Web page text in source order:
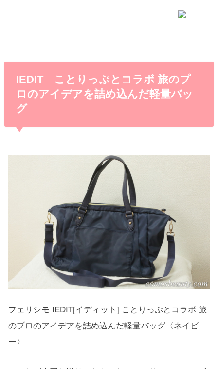
IEDIT ことりっぷとコラボ 旅のプ
ロのアイデアを詰め込んだ軽量バッ
グ
フェリシモ IEDIT[イディット] ことりっぷとコラボ 旅
のプロのアイデアを詰め込んだ軽量バッグ〈ネイビ
ー〉